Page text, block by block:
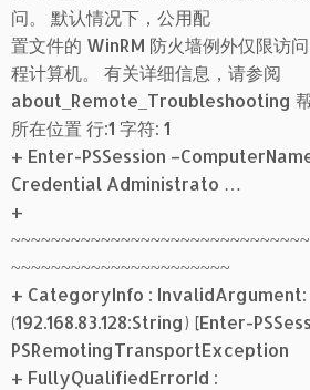
问。 默认情况下，公用配
置文件的 WinRM 防火墙例外仅限访
程计算机。 有关详细信息，请参阅
about_Remote_Troubleshooting 帮
所在位置 行:1 字符: 1
+ Enter-PSSession –ComputerName
Credential Administrato …
+
~~~~~~~~~~~~~~~~~~~~~~
+ CategoryInfo : InvalidArgument:
(192.168.83.128:String) [Enter-
PSRemotingTransportException
+ FullyQualifiedErrorId :